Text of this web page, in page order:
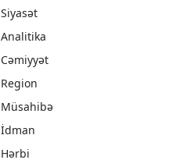
Siyasət
Analitika
Cəmiyyət
Region
Müsahibə
İdman
Hərbi